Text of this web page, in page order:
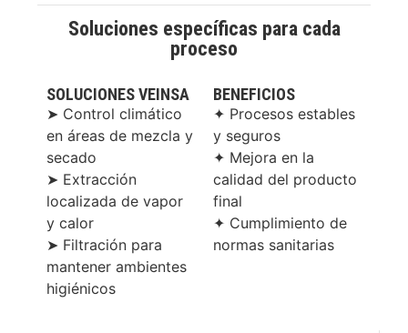
Soluciones específicas para cada
proceso
SOLUCIONES VEINSA
➤ Control climático
en áreas de mezcla y
secado
➤ Extracción
localizada de vapor
y calor
➤ Filtración para
mantener ambientes
higiénicos
BENEFICIOS
✦ Procesos estables
y seguros
✦ Mejora en la
calidad del producto
final
✦ Cumplimiento de
normas sanitarias